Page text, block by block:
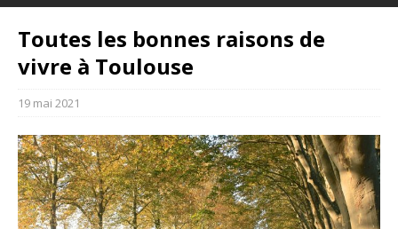
Toutes les bonnes raisons de
vivre à Toulouse
19 mai 2021